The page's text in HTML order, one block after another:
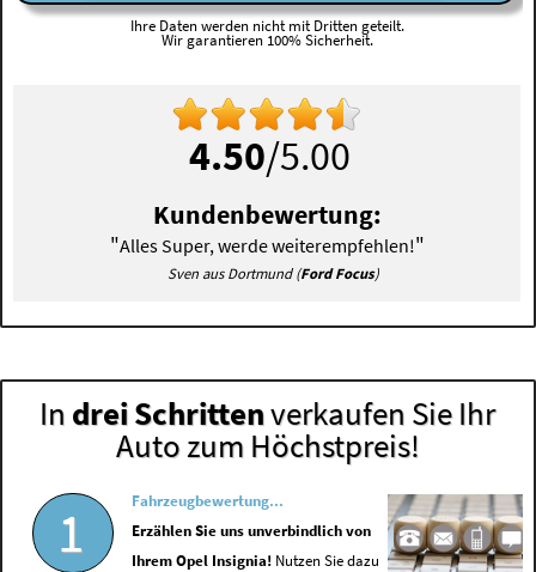
Ihre Daten werden nicht mit Dritten geteilt.
Wir garantieren 100% Sicherheit.
4.50/5.00
Kundenbewertung:
"Alles Super, werde weiterempfehlen!"
Sven aus Dortmund (Ford Focus)
In drei Schrittenverkaufen Sie Ihr
Auto zum Höchstpreis!
1
Fahrzeugbewertung...
Erzählen Sie uns unverbindlich von
Ihrem Opel Insignia! Nutzen Sie dazu